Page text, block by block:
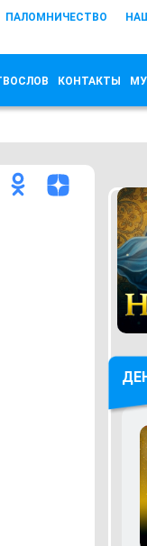
ПАЛОМНИЧЕСТВО
КОНТАКТЫ